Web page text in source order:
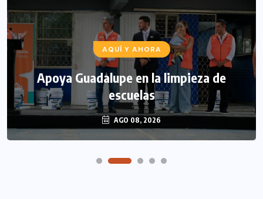
AQUÍ Y AHORA
Apoya Guadalupe en la limpieza de
escuelas
AGO 08, 2026